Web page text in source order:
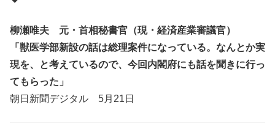
柳瀬唯夫 元・首相秘書官（現・経済産業審議官）
「獣医学部新設の話は総理案件になっている。なんとか実
現を、と考えているので、今回内閣府にも話を聞きに行っ
てもらった」
朝日新聞デジタル 5月21日